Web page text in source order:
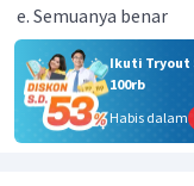
Semuanya benar
Ikuti Tryout
100rb
Habis dalam